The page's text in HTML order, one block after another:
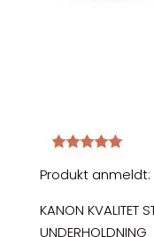
Produkt anmeldt:
KANON KVALITET
UNDERHOLDNING